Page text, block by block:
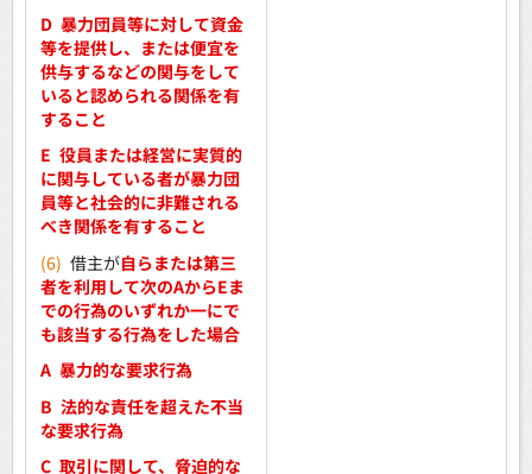
D 暴力団員等に対して資金
等を提供し、または便宜を
供与するなどの関与をして
いると認められる関係を有
すること
E 役員または経営に実質的
に関与している者が暴力団
員等と社会的に非難される
べき関係を有すること
(6) 借主が自らまたは第三
者を利用して次のAからEま
での行為のいずれか一にで
も該当する行為をした場合
A 暴力的な要求行為
B 法的な責任を超えた不当
な要求行為
C 取引に関して、脅迫的な